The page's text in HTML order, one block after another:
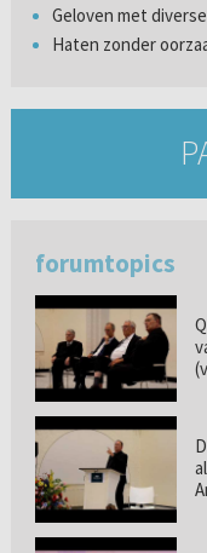
Geloven met
Haten zonder
forumtopics